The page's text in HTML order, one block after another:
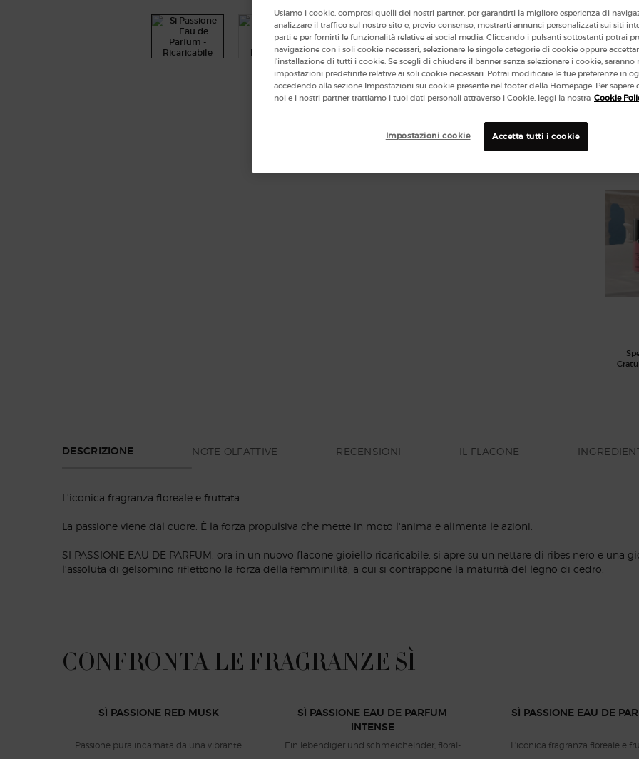
DESCRIZIONE NOTE OLFATTIVE RECENSIONI IL FLACONE
L'iconica fragranza floreale e fruttata.
La passione viene dal cuore. È la forza propulsiva che mette in moto l'anima e alimenta le azioni.
SI PASSIONE EAU DE PARFUM, ora in un nuovo flacone gioiello ricaricabile, si apre su un nettare di ribes nero e una
l'assoluta di gelsomino riflettono la forza della femminilità, a cui si contrappone la maturità del legno di cedro.
COMPARE WITH OTHER ARMANI PRODUCTS
CONFRONTA LE FRAGRANZE SÌ
SÌ PASSIONE RED MUSK
Passione pura incarnata da una vibrante
SÌ PASSIONE EAU DE PARFUM
INTENSE
Ein lebendiger und schmeichelnder, floral-
SÌ PASSIONE EAU DE
L'iconica fragranza floreale e
Usiamo i cookie, compresi quelli dei nostri partner, per garantirti la migliore esperienza di
analizzare il traffico sul nostro sito e, previo consenso, mostrarti annunci personalizzati sui siti
parti e per fornirti le funzionalità relative ai social media. Cliccando i pulsanti sottostanti potrai
navigazione con i soli cookie necessari, selezionare le singole categorie di cookie oppure
l’installazione di tutti i cookie. Se scegli di chiudere il banner senza selezionare i cookie, saranno
impostazioni predefinite relative ai soli cookie necessari. Potrai modificare le tue preferenze in
accedendo alla sezione Impostazioni sui cookie presente nel footer della Homepage. Per sapere
noi e i nostri partner trattiamo i tuoi dati personali attraverso i Cookie, leggi la nostra Cookie
Impostazioni cookie Accetta tutti i cookie